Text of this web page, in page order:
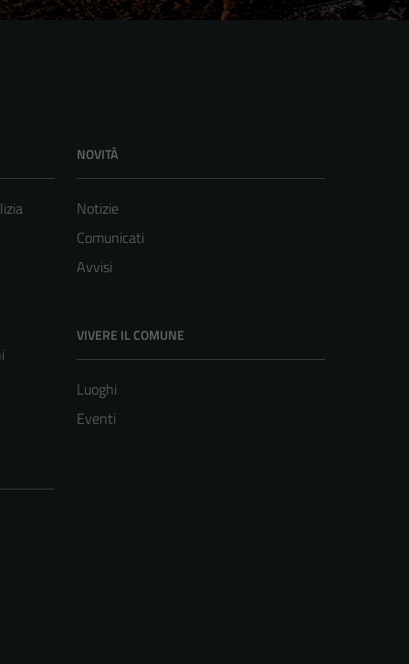
NOVITÀ
Notizie
Comunicati
Avvisi
VIVERE IL COMUNE
Luoghi
Eventi